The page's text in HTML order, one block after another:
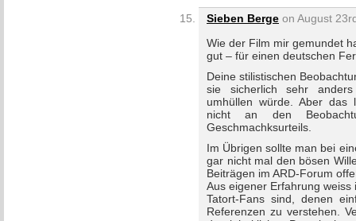
Sieben Berge on August
Wie der Film mir gemundet
gut – für einen deutschen
Deine stilistischen
sie sicherlich sehr
umhüllen würde. Aber das
nicht an den
Geschmachksurteils.
Im Übrigen sollte man bei
gar nicht mal den bösen
Beiträgen im ARD-Forum
Aus eigener Erfahrung
Tatort-Fans sind, denen
Referenzen zu verstehen.